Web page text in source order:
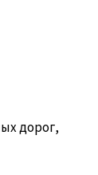
дорог,